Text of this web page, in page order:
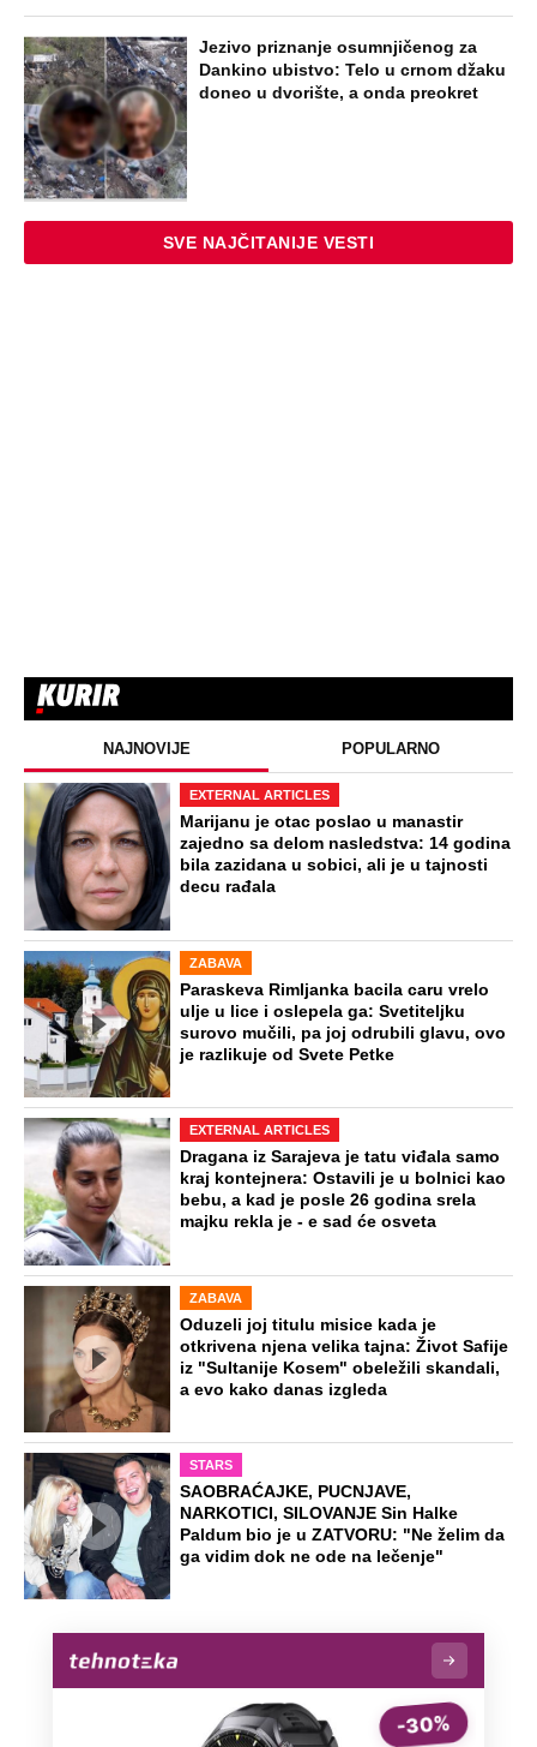
Jezivo priznanje osumnjičenog za
Dankino ubistvo: Telo u crnom džaku
doneo u dvorište, a onda preokret
SVE NAJČITANIJE VESTI
NAJNOVIJE POPULARNO
EXTERNAL ARTICLES
Marijanu je otac poslao u manastir
zajedno sa delom nasledstva: 14 godina
bila zazidana u sobici, ali je u tajnosti
decu rađala
ZABAVA
Paraskeva Rimljanka bacila caru vrelo
ulje u lice i oslepela ga: Svetiteljku
surovo mučili, pa joj odrubili glavu, ovo
je razlikuje od Svete Petke
EXTERNAL ARTICLES
Dragana iz Sarajeva je tatu viđala samo
kraj kontejnera: Ostavili je u bolnici kao
bebu, a kad je posle 26 godina srela
majku rekla je - e sad će osveta
ZABAVA
Oduzeli joj titulu misice kada je
otkrivena njena velika tajna: Život Safije
iz "Sultanije Kosem" obeležili skandali,
a evo kako danas izgleda
STARS
SAOBRAĆAJKE, PUCNJAVE,
NARKOTICI, SILOVANJE Sin Halke
Paldum bio je u ZATVORU: "Ne želim da
ga vidim dok ne ode na lečenje"